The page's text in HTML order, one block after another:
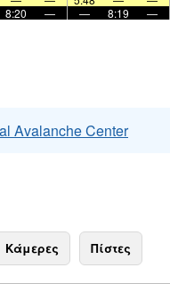
8:20 — — 8:19 —
Avalanche Center
Κάμερες Πίστες